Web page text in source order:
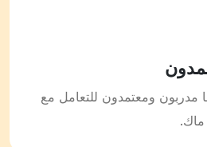
مدربون ومعتمدون للتعامل مع
ماك.